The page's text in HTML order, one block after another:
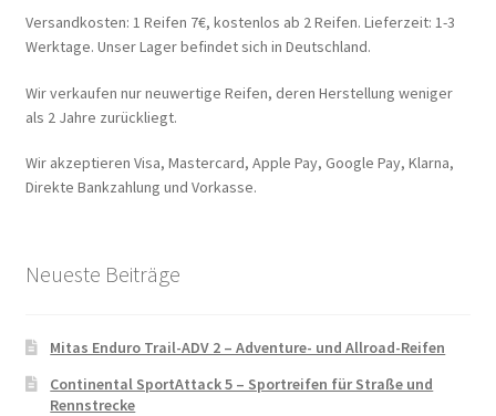
Versandkosten: 1 Reifen 7€, kostenlos ab 2 Reifen. Lieferzeit: 1-3
Werktage. Unser Lager befindet sich in Deutschland.
Wir verkaufen nur neuwertige Reifen, deren Herstellung weniger
als 2 Jahre zurückliegt.
Wir akzeptieren Visa, Mastercard, Apple Pay, Google Pay, Klarna,
Direkte Bankzahlung und Vorkasse.
Neueste Beiträge
Mitas Enduro Trail-ADV 2 – Adventure- und Allroad-Reifen
Continental SportAttack 5 – Sportreifen für Straße und
Rennstrecke